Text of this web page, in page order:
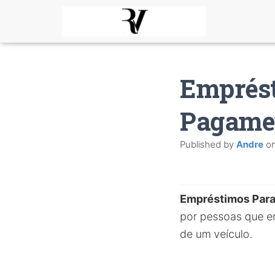
Published by Andre
Empréstimos
por pessoas que
de um veículo.